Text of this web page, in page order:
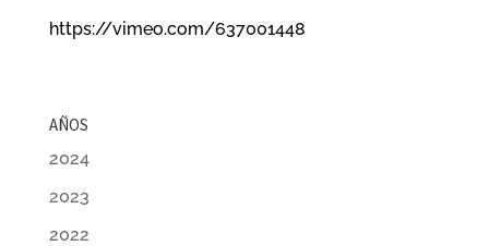
https://vimeo.com/637001448
AÑOS
2024
2023
2022